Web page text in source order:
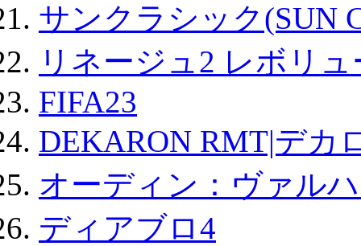
サンクラシック(SUN
リネージュ2 レボリ
FIFA23
DEKARON RMT|デカ
オーディン：ヴァル
ディアブロ4